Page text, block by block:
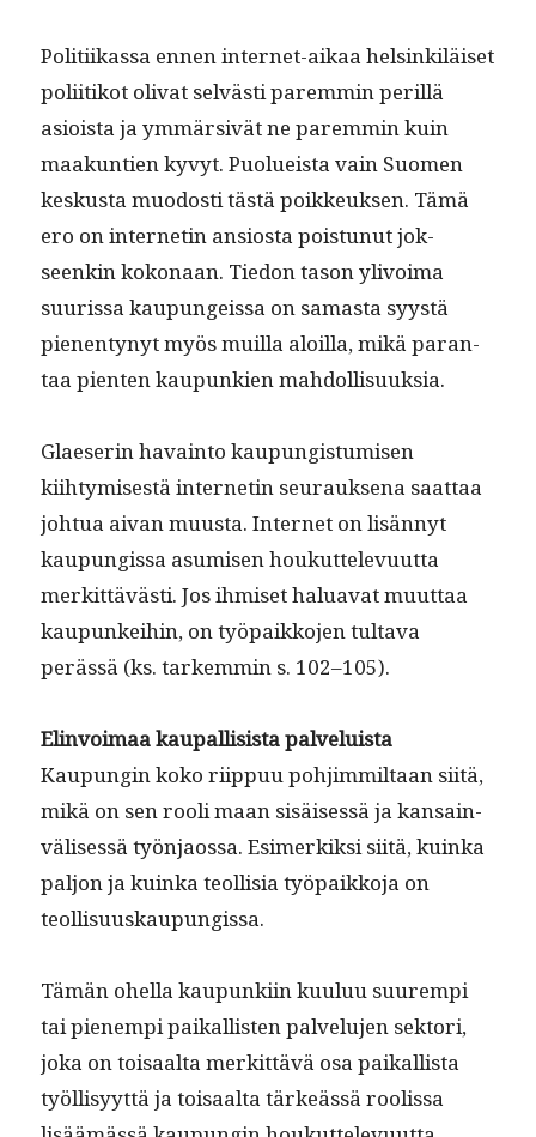
Poli­ti­ikas­sa ennen inter­net-aikaa helsinkiläiset
poli­itikot oli­vat selvästi parem­min per­il­lä
asioista ja ymmär­sivät ne parem­min kuin
maakun­tien kyvyt. Puolueista vain Suomen
keskus­ta muo­dosti tästä poikkeuk­sen. Tämä
ero on inter­netin ansios­ta pois­tunut jok­
seenkin kokon­aan. Tiedon tason ylivoima
suuris­sa kaupungeis­sa on samas­ta syys­tä
pienen­tynyt myös muil­la aloil­la, mikä paran­
taa pien­ten kaupunkien mahdollisuuksia.
Glae­serin havain­to kaupungis­tu­misen
kiihtymis­es­tä inter­netin seu­rauk­se­na saat­taa
johtua aivan muus­ta. Inter­net on lisän­nyt
kaupungis­sa asumisen houkut­tele­vu­ut­ta
merkit­tävästi. Jos ihmiset halu­a­vat muut­taa
kaupunkei­hin, on työ­paikko­jen tul­ta­va
perässä (ks. tarkem­min s. 102–105).
Elin­voimaa kau­pal­li­sista palveluista
Kaupun­gin koko riip­puu pohjim­mil­taan siitä,
mikä on sen rooli maan sisäisessä ja kan­sain­
välisessä työn­jaos­sa. Esimerkik­si siitä, kuin­ka
paljon ja kuin­ka teol­lisia työ­paikko­ja on
teollisuuskaupungissa.
Tämän ohel­la kaupunki­in kuu­luu suurem­pi
tai pienem­pi paikallis­ten palvelu­jen sek­tori,
joka on toisaal­ta merkit­tävä osa paikallista
työl­lisyyt­tä ja toisaal­ta tärkeässä roolis­sa